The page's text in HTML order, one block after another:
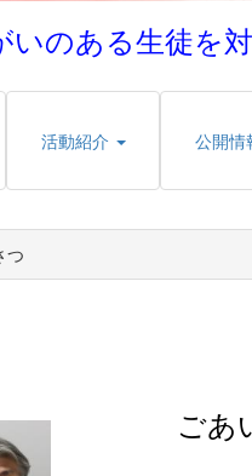
のある生徒を
活動紹介 公開情
つ
ごあい